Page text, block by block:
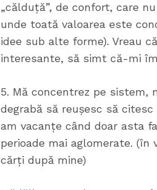
„călduță”, de confort, care
unde toată valoarea este
idee sub alte forme). Vreau
interesante, să simt că-mi
5. Mă concentrez pe sistem,
degrabă să reușesc să
am vacanțe când doar asta
perioade mai aglomerate.
cărți după mine)